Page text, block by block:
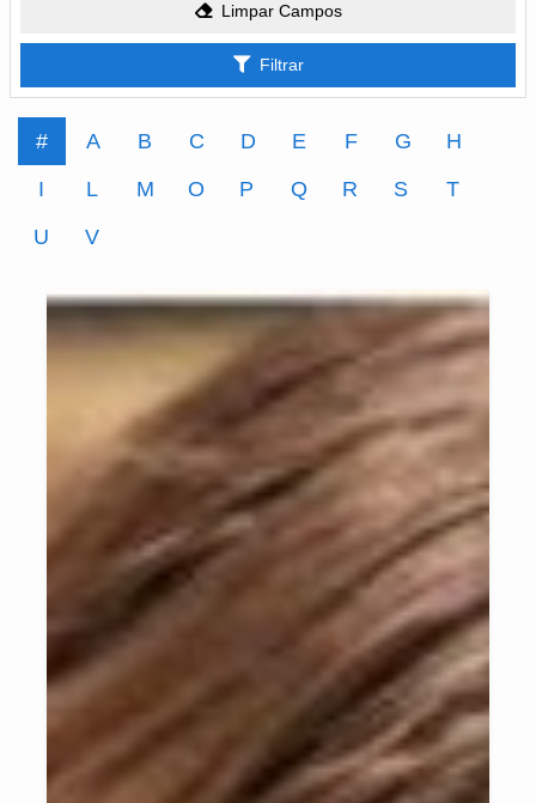
Limpar Campos
Filtrar
# A B C D E F G
H
I
L M O P Q R S
T
U
V